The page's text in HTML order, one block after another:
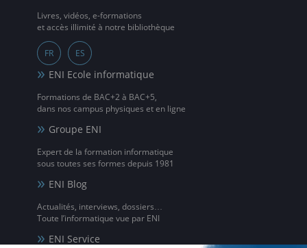
Livres, vidéos, e-formations
et accès illimité à notre bibliothèque
FR ES
ENI Ecole informatique
Formations de BAC+2 à BAC+5,
dans nos campus physiques et en ligne
Groupe ENI
Expert de la formation informatique
sous toutes ses formes depuis 1981
ENI Blog
Actualités, interviews, dossiers…
Toute l’informatique vue par ENI
ENI Service